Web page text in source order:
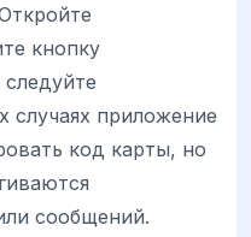
кнопку
случаях приложение
код карты, но
сообщений.